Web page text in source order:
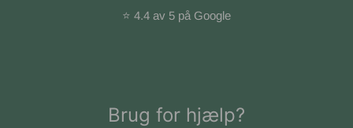
⭐ 4.4 av 5 på Google
Brug for hjælp?